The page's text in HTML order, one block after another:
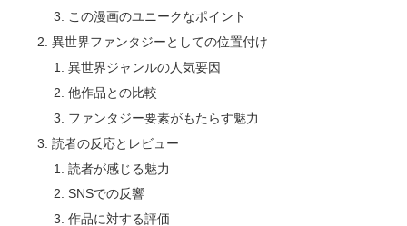
この漫画のユニークなポイント
異世界ファンタジーとしての位置付け
異世界ジャンルの人気要因
他作品との比較
ファンタジー要素がもたらす魅力
読者の反応とレビュー
読者が感じる魅力
SNSでの反響
作品に対する評価